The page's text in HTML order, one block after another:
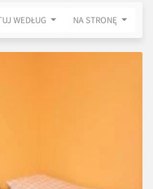
WEDŁUG NA STRONĘ